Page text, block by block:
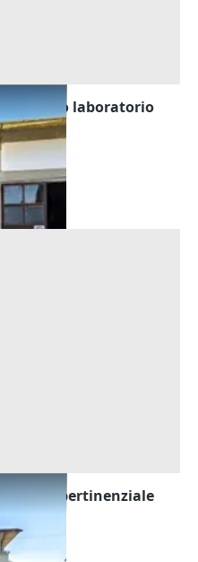
ad uso laboratorio
corte pertinenziale